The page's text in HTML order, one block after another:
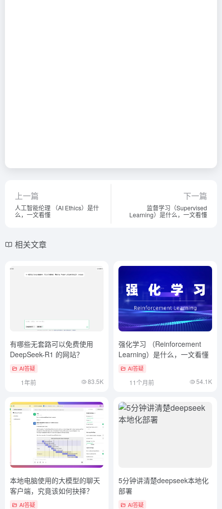
上一篇
人工智能伦理 （AI Ethics）是什
么，一文看懂
下一篇
监督学习（Supervised
Learning）是什么，一文看懂
相关文章
有哪些无套路可以免费使用
DeepSeek-R1 的网站？
AI答疑
1年前 83.5K
强化学习 （Reinforcement
Learning）是什么，一文看懂
AI答疑
11个月前 54.1K
本地电脑使用的大模型的聊天
客户端，究竟该如何抉择？
AI答疑
5分钟讲清楚deepseek本地化
部署
AI答疑